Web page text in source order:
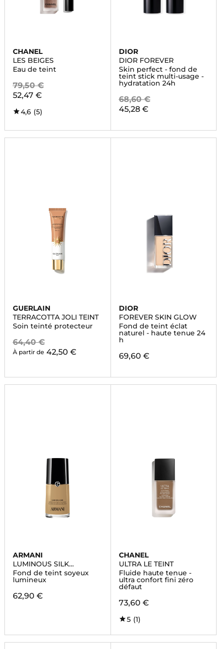
CHANEL
LES BEIGES
Eau de teint
79,50 €
52,47 €
4,6 (5)
DIOR
DIOR FOREVER
Skin perfect - fond de
teint stick multi-usage -
hydratation 24h
68,60 €
45,28 €
GUERLAIN
TERRACOTTA JOLI TEINT
Soin teinté protecteur
64,40 €
À partir de 42,50 €
DIOR
FOREVER SKIN GLOW
Fond de teint éclat
naturel - haute tenue 24
h
69,60 €
ARMANI
LUMINOUS SILK
FOUNDATION
Fond de teint soyeux
lumineux
62,90 €
CHANEL
ULTRA LE TEINT
Fluide haute tenue -
ultra confort fini zéro
défaut
73,60 €
5 (1)